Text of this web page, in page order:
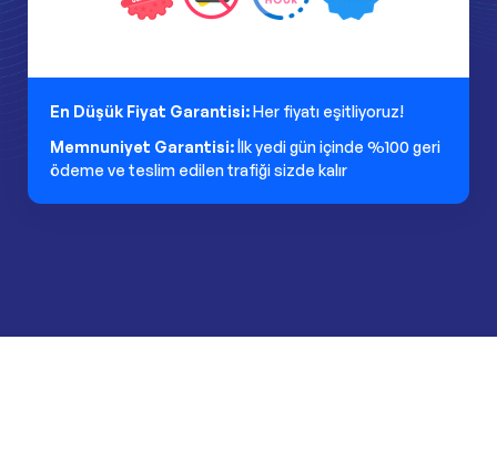
En Düşük Fiyat Garantisi:Her fiyatı eşitliyoruz!
Memnuniyet Garantisi:İlk yedi gün içinde %100 geri
ödeme ve teslim edilen trafiği sizde kalır